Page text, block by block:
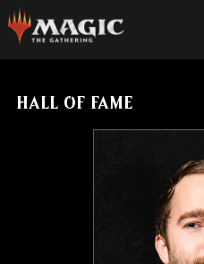
HALL OF FAME